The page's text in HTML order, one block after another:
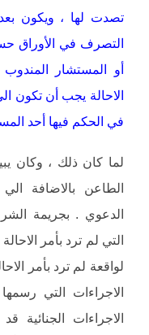
تصدت لها ، ويكون
التصرف في الأوراق
أو المستشار
الاحالة يجب أن تكون
في الحكم فيها أحد
لما كان ذلك ، وكان
الطاعن بالاضافة
الدعوي . بجريمة
التي لم ترد بأمر
لواقعة لم ترد بأمر
الاجراءات